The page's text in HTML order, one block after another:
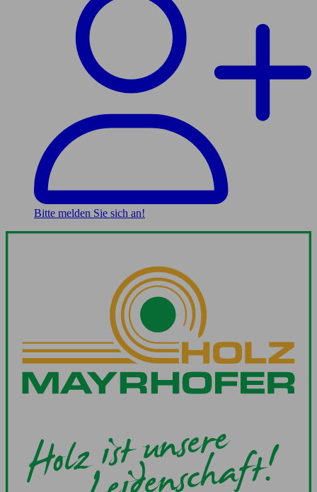
Bitte melden Sie sich an!